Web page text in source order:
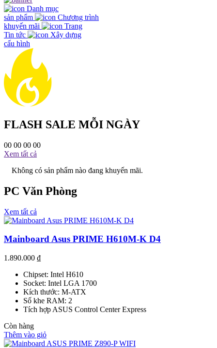
Danh mục
sản phẩm
Chương trình
khuyến mãi
Trang
Tin tức
Xây dựng
cấu hình
FLASH SALE MỖI NGÀY
00 00 00 00
Xem tất cả
Không có sản phẩm nào đang khuyến mãi.
PC Văn Phòng
Xem tất cả
Mainboard Asus PRIME H610M-K D4
1.890.000 ₫
Chipset: Intel H610
Socket: Intel LGA 1700
Kích thước: M-ATX
Số khe RAM: 2
Tích hợp ASUS Control Center Express
Còn hàng
Thêm vào giỏ